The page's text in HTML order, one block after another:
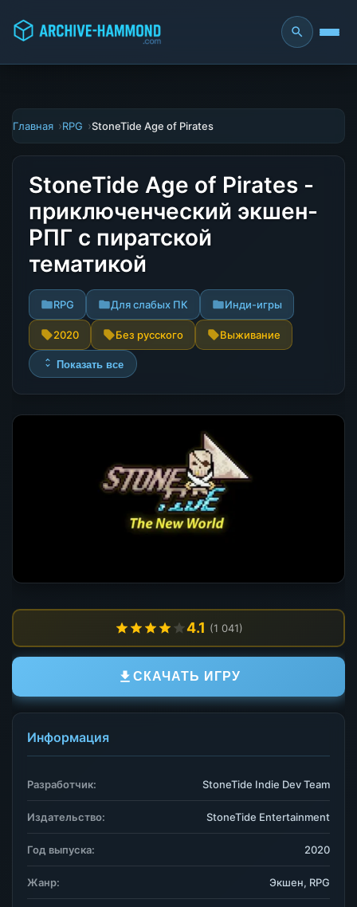
Главная RPG StoneTide Age of Pirates
StoneTide Age of Pirates -
приключенческий экшен-
РПГ с пиратской
тематикой
RPG Для слабых ПК Инди-игры
2020 Без русского Выживание
Показать все
4.1 (1 041)
СКАЧАТЬ ИГРУ
Информация
Разработчик: StoneTide Indie Dev Team
Издательство: StoneTide Entertainment
Год выпуска: 2020
Жанр: Экшен, RPG